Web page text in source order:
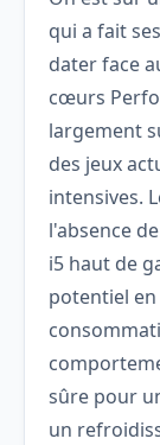
qui a fait
dater face
cœurs
largement
des jeux
intensives.
l'absence
i5 haut de
potentiel
sûre pour
un